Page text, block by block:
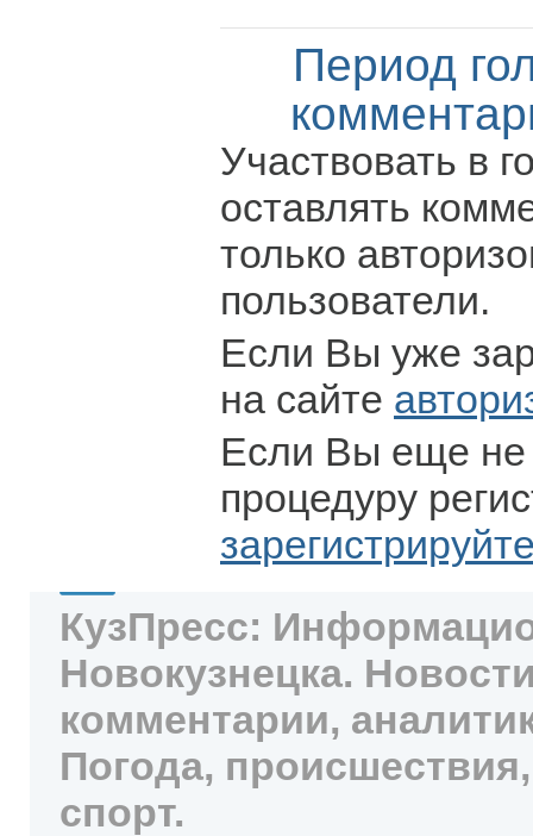
Период
Участвовать в
оставлять
только
пользователи.
Если Вы уже
на сайте
Если Вы еще не
процедуру
КузПресс:
Новокузнецка.
комментарии,
Погода,
спорт.